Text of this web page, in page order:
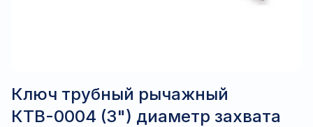
Ключ трубный рычажный
КТВ-0004 (3") диаметр захвата